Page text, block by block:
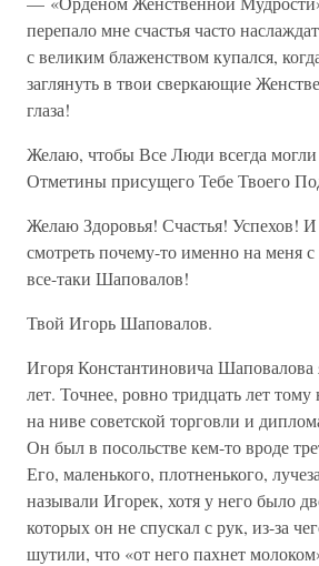
перепало мне счастья часто
с великим блаженством купался,
заглянуть в твои сверкающие
глаза!
Желаю, чтобы Все Люди всегда могли
Отметины присущего Тебе Твоего
Желаю Здоровья! Счастья! Успехов! И
смотреть почему-то именно на меня
все-таки Шаповалов!
Твой Игорь Шаповалов.
Игоря Константиновича Шаповалова
лет. Точнее, ровно тридцать лет
на ниве советской торговли и
Он был в посольстве кем-то вроде
Его, маленького, плотненького,
называли Игорек, хотя у него было
которых он не спускал с рук, из-за
шутили, что «от него пахнет